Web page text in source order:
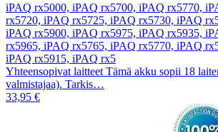
iPAQ rx5000, iPAQ rx5700, iPAQ rx5770,
rx5720, iPAQ rx5725, iPAQ rx5730, iPAQ
iPAQ rx5900, iPAQ rx5975, iPAQ rx5935,
rx5965, iPAQ rx5765, iPAQ rx5770, iPAQ
iPAQ rx5915, iPAQ rx5
Yhteensopivat laitteet Tämä akku sopii 18
valmistajaa). Tarkis…
33,95 €